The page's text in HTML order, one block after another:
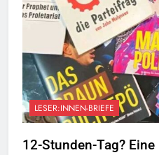
LESER:INNEN-BRIEFE
12-Stunden-Tag?